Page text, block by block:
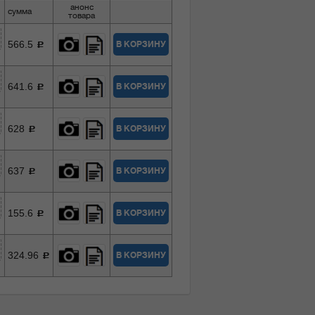
сумма
анонс
товара
566.5 c В КОРЗИНУ
641.6 c В КОРЗИНУ
628 c В КОРЗИНУ
637 c В КОРЗИНУ
155.6 c В КОРЗИНУ
324.96 c В КОРЗИНУ